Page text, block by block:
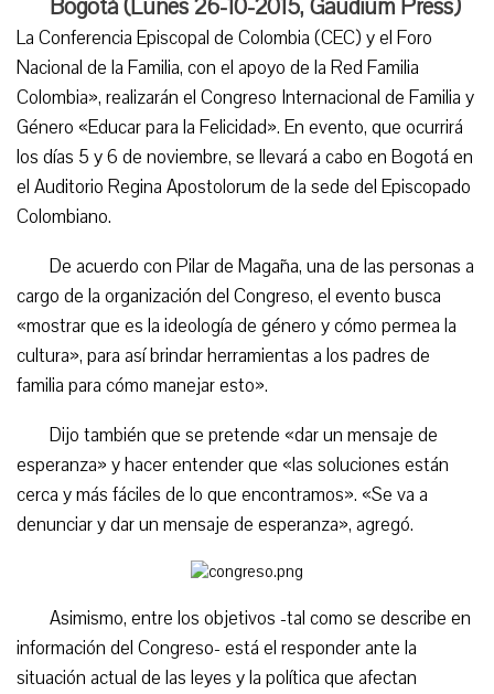
Bogotá (Lunes 26-10-2015, Gaudium Press)
La Conferencia Episcopal de Colombia (CEC) y el Foro
Nacional de la Familia, con el apoyo de la Red Familia
Colombia», realizarán el Congreso Internacional de Familia y
Género «Educar para la Felicidad». En evento, que ocurrirá
los días 5 y 6 de noviembre, se llevará a cabo en Bogotá en
el Auditorio Regina Apostolorum de la sede del Episcopado
Colombiano.
De acuerdo con Pilar de Magaña, una de las personas a
cargo de la organización del Congreso, el evento busca
«mostrar que es la ideología de género y cómo permea la
cultura», para así brindar herramientas a los padres de
familia para cómo manejar esto».
Dijo también que se pretende «dar un mensaje de
esperanza» y hacer entender que «las soluciones están
cerca y más fáciles de lo que encontramos». «Se va a
denunciar y dar un mensaje de esperanza», agregó.
Asimismo, entre los objetivos -tal como se describe en
información del Congreso- está el responder ante la
situación actual de las leyes y la política que afectan